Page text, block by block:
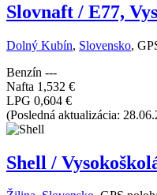
Slovnaft / E77,
Dolný Kubín, Slovensko,
Benzín ---
Nafta 1,532 €
LPG 0,604 €
(Posledná aktualizácia:
Shell /